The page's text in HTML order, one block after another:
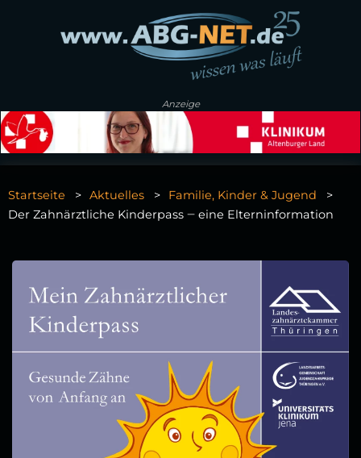
Anzeige
Startseite Aktuelles
Familie, Kinder & Jugend
Der Zahnärztliche Kinderpass ‒ eine Elterninformation